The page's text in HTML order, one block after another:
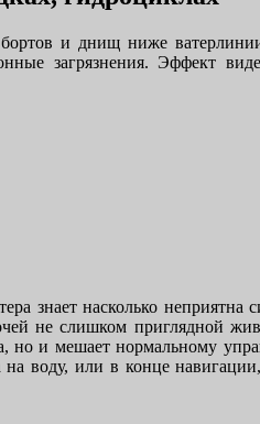
и днищ ниже
загрязнения. Эффект
знает насколько неприятна
не слишком приглядной
но и мешает нормальному
воду, или в конце